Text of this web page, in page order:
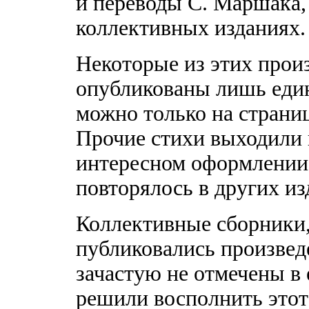
коллективных изданиях.
Некоторые из этих
опубликованы лишь
можно только на
Прочие стихи выходили
интересном
повторялось в других
Коллективные
публиковались
зачастую не отмечены
решили восполнить